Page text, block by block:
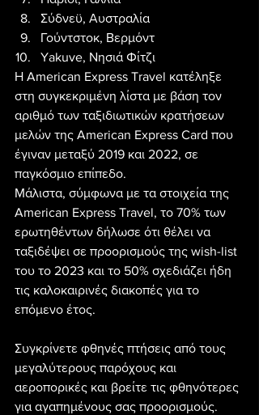
Σύδνεϋ, Αυστραλία
Γούντστοκ, Βερμόντ
Yakuve, Νησιά Φίτζι
Η American Express Travel κατέληξε
στη συγκεκριμένη λίστα με βάση τον
αριθμό των ταξιδιωτικών κρατήσεων
μελών της American Express Card που
έγιναν μεταξύ 2019 και 2022, σε
παγκόσμιο επίπεδο.
Μάλιστα, σύμφωνα με τα στοιχεία της
American Express Travel, το 70% των
ερωτηθέντων δήλωσε ότι θέλει να
ταξιδέψει σε προορισμούς της wish-list
του το 2023 και το 50% σχεδιάζει ήδη
τις καλοκαιρινές διακοπές για το
επόμενο έτος.
Συγκρίνετε φθηνές πτήσεις από τους
μεγαλύτερους παρόχους και
αεροπορικές και βρείτε τις φθηνότερες
για αγαπημένους σας προορισμούς.